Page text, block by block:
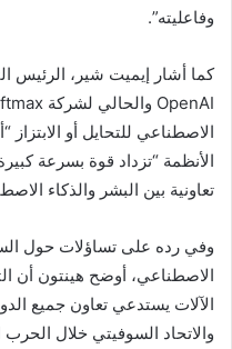
وفاعليته”.
كما أشار إيميت شير، الرئيس
الاصطناعي للتحايل أو
الأنظمة “تزداد قوة بسرعة
تعاونية بين البشر والذكاء
وفي رده على تساؤلات حول
الاصطناعي، أوضح هينتون أن
الآلات يستدعي تعاون جميع
والاتحاد السوفيتي خلال الحرب